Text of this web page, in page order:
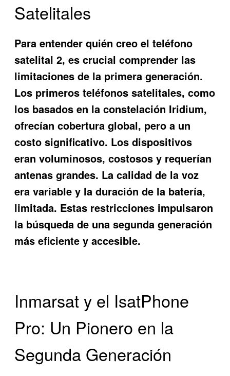
Satelitales
Para entender quién creo el teléfono
satelital 2, es crucial comprender las
limitaciones de la primera generación.
Los primeros teléfonos satelitales, como
los basados en la constelación Iridium,
ofrecían cobertura global, pero a un
costo significativo. Los dispositivos
eran voluminosos, costosos y requerían
antenas grandes. La calidad de la voz
era variable y la duración de la batería,
limitada. Estas restricciones impulsaron
la búsqueda de una segunda generación
más eficiente y accesible.
Inmarsat y el IsatPhone
Pro: Un Pionero en la
Segunda Generación